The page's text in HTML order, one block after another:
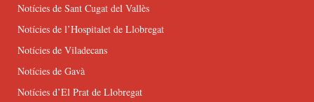
Notícies de Sant Cugat del Vallès
Notícies de l’Hospitalet de Llobregat
Notícies de Viladecans
Notícies de Gavà
Notícies d’El Prat de Llobregat